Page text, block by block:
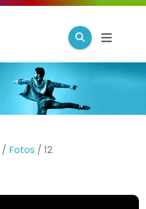
/ Fotos / 12